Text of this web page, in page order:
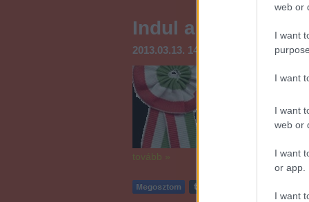
web or
I want
I want
I want
web or
I want
or app.
I want
Indul a mandula
2013.03.13. 14:23
valaki nagyon
forradalom és
szervezünk
tovább »